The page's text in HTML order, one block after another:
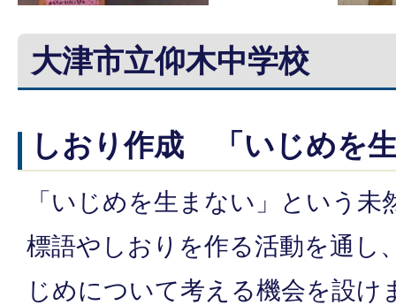
大津市立仰木中学校
しおり作成 「いじめを
「いじめを生まない」という
標語やしおりを作る活動を通し
じめについて考える機会を設け